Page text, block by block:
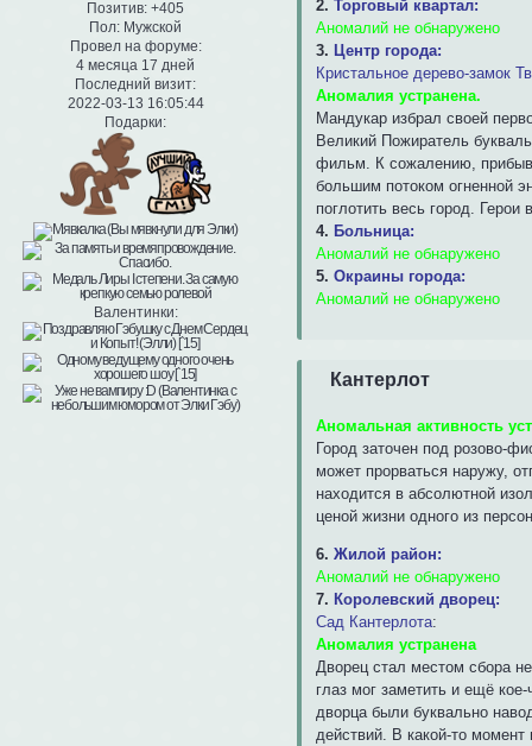
Позитив: +405
Пол: Мужской
Провел на форуме:
4 месяца 17 дней
Последний визит:
2022-03-13 16:05:44
Подарки:
Валентинки:
2. Торговый квартал:
Аномалий не обнаружено
3. Центр города:
Кристальное дерево-замок
Аномалия устранена.
Мандукар избрал своей
Великий Пожиратель
фильм. К сожалению,
большим потоком огненной
поглотить весь город.
4. Больница:
Аномалий не обнаружено
5. Окраины города:
Аномалий не обнаружено
Кантерлот
Аномальная активность
Город заточен под розово-
может прорваться наружу,
находится в абсолютной
ценой жизни одного из
6. Жилой район:
Аномалий не обнаружено
7. Королевский дворец:
Сад Кантерлота:
Аномалия устранена
Дворец стал местом сбора
глаз мог заметить и ещё
дворца были буквально
действий. В какой-то